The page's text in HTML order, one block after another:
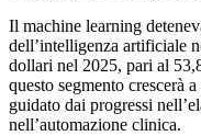
Il machine learning
dell’intelligenza artificiale
dollari nel 2025, pari al
questo segmento crescerà
guidato dai progressi
nell’automazione clinica.